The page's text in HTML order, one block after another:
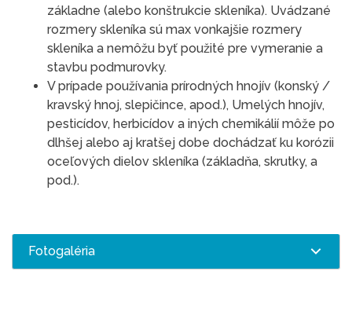
základne (alebo konštrukcie skleníka). Uvádzané
rozmery skleníka sú max vonkajšie rozmery
skleníka a nemôžu byť použité pre vymeranie a
stavbu podmurovky.
V prípade používania prírodných hnojív (konský /
kravský hnoj, slepičince, apod.), Umelých hnojív,
pesticídov, herbicídov a iných chemikálií môže po
dlhšej alebo aj kratšej dobe dochádzať ku korózii
oceľových dielov skleníka (základňa, skrutky, a
pod.).
Fotogaléria